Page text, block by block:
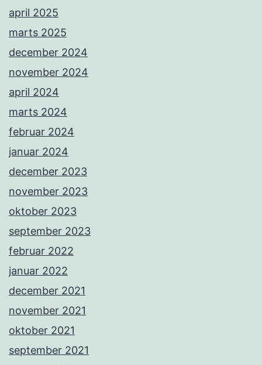
april 2025
marts 2025
december 2024
november 2024
april 2024
marts 2024
februar 2024
januar 2024
december 2023
november 2023
oktober 2023
september 2023
februar 2022
januar 2022
december 2021
november 2021
oktober 2021
september 2021